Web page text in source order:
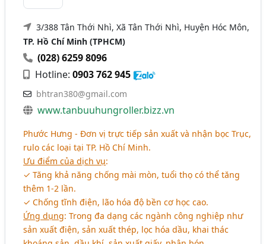
3/388 Tân Thới Nhì, Xã Tân Thới Nhì, Huyện Hóc Môn,
TP. Hồ Chí Minh (TPHCM)
(028) 6259 8096
Hotline:0903 762 945
bhtran380@gmail.com
www.tanbuuhungroller.bizz.vn
Phước Hưng - Đơn vị trực tiếp sản xuất và nhận bọc Trục,
rulo các loại tại TP. Hồ Chí Minh.
Ưu điểm của dịch vụ:
✓ Tăng khả năng chống mài mòn, tuổi thọ có thể tăng
thêm 1-2 lần.
✓ Chống tĩnh điện, lão hóa độ bền cơ học cao.
Ứng dụng: Trong đa dạng các ngành công nghiệp như
sản xuất điện, sản xuất thép, lọc hóa dầu, khai thác